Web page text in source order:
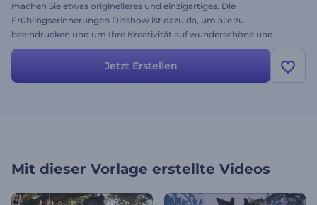
machen Sie etwas originelleres und einzigartiges. Die
Frühlingserinnerungen Diashow ist dazu da, um alle zu
beeindrucken und um Ihre Kreativität auf wunderschöne und
warme Art und Weise zu zeigen. Perfekt für Hochzeiten und
romantische Events, für Diashows mit Familienerinnerungen,
Hochzeiten, Ferien, Feste und vieles mehr. Laden Sie einfach Ihre
Jetzt Erstellen
Mit dieser Vorlage erstellte Videos